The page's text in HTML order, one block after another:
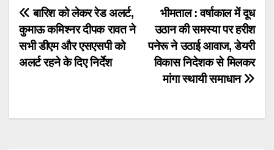
Post
navigation
भीमताल : वर्षाकाल में दूध
उठान की समस्या पर हरीश
पनेरू ने उठाई आवाज, डेयरी
विकास निदेशक से मिलकर
मांगा स्थायी समाधान
बारिश को लेकर रेड अलर्ट,
कुमाऊ कमिश्नर दीपक रावत ने
सभी डीएम और एसएसपी को
अलर्ट रहने के दिए निर्देश